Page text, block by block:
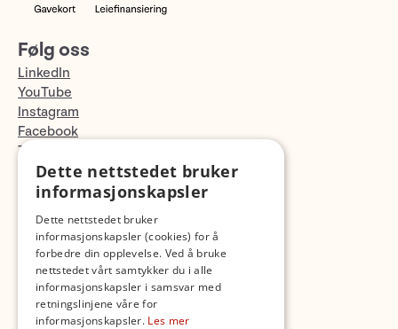
Følg oss
LinkedIn
YouTube
Instagram
Facebook
TikTok
Fotopodden
Dette nettstedet bruker
informasjonskapsler
Dette nettstedet bruker
informasjonskapsler (cookies) for å
forbedre din opplevelse. Ved å bruke
nettstedet vårt samtykker du i alle
informasjonskapsler i samsvar med
retningslinjene våre for
informasjonskapsler. Les mer